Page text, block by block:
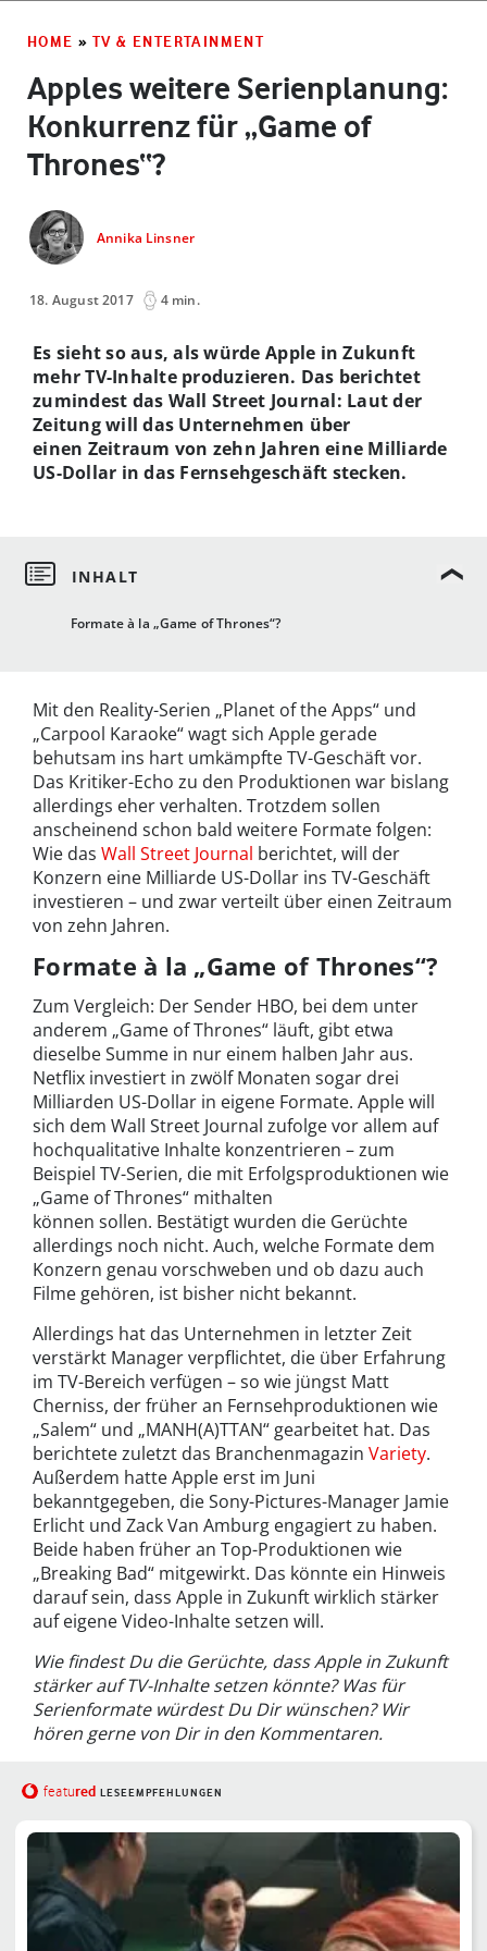
HOME » TV & ENTERTAINMENT
Apples weitere Serienplanung:
Konkurrenz für „Game of
Thrones“?
Annika Linsner
18. August 2017 4 min.
Formate à la „Game of Thrones“?
Es sieht so aus, als würde Apple in Zukunft
mehr TV-Inhalte produzieren. Das berichtet
zumindest das Wall Street Journal: Laut der
Zeitung will das Unternehmen über
einen Zeitraum von zehn Jahren eine Milliarde
US-Dollar in das Fernsehgeschäft stecken.
Mit den Reality-Serien „Planet of the Apps“ und
„Carpool Karaoke“ wagt sich Apple gerade
behutsam ins hart umkämpfte TV-Geschäft vor.
Das Kritiker-Echo zu den Produktionen war bislang
allerdings eher verhalten. Trotzdem sollen
anscheinend schon bald weitere Formate folgen:
Wie das Wall Street Journal berichtet, will der
Konzern eine Milliarde US-Dollar ins TV-Geschäft
investieren – und zwar verteilt über einen Zeitraum
von zehn Jahren.
Formate à la „Game of Thrones“?
Zum Vergleich: Der Sender HBO, bei dem unter
anderem „Game of Thrones“ läuft, gibt etwa
dieselbe Summe in nur einem halben Jahr aus.
Netflix investiert in zwölf Monaten sogar drei
Milliarden US-Dollar in eigene Formate. Apple will
sich dem Wall Street Journal zufolge vor allem auf
hochqualitative Inhalte konzentrieren – zum
Beispiel TV-Serien, die mit Erfolgsproduktionen wie
„Game of Thrones“ mithalten
können sollen. Bestätigt wurden die Gerüchte
allerdings noch nicht. Auch, welche Formate dem
Konzern genau vorschweben und ob dazu auch
Filme gehören, ist bisher nicht bekannt.
Allerdings hat das Unternehmen in letzter Zeit
verstärkt Manager verpflichtet, die über Erfahrung
im TV-Bereich verfügen – so wie jüngst Matt
Cherniss, der früher an Fernsehproduktionen wie
„Salem“ und „MANH(A)TTAN“ gearbeitet hat. Das
berichtete zuletzt das Branchenmagazin Variety.
Außerdem hatte Apple erst im Juni
bekanntgegeben, die Sony-Pictures-Manager Jamie
Erlicht und Zack Van Amburg engagiert zu haben.
Beide haben früher an Top-Produktionen wie
„Breaking Bad“ mitgewirkt. Das könnte ein Hinweis
darauf sein, dass Apple in Zukunft wirklich stärker
auf eigene Video-Inhalte setzen will.
Wie findest Du die Gerüchte, dass Apple in Zukunft
stärker auf TV-Inhalte setzen könnte? Was für
Serienformate würdest Du Dir wünschen? Wir
hören gerne von Dir in den Kommentaren.
featured LESEEMPFEHLUNGEN